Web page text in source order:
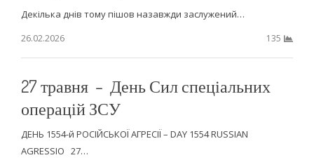
Декілька днів тому пішов назавжди заслужений…
26.02.2026
135
27 травня – День Сил спеціальних
операцій ЗСУ
ДЕНЬ 1554-й РОСІЙСЬКОЇ АГРЕСІЇ – DAY 1554 RUSSIAN
AGRESSIO 27…